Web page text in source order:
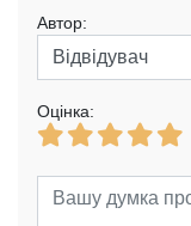
Автор:
Оцінка: